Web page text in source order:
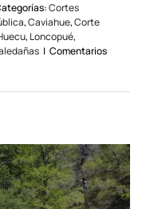
Cortes
,Caviahue,Corte
, Loncopué,
| Comentarios